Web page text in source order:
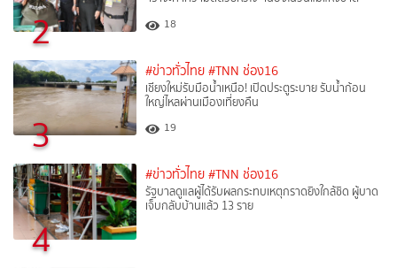
2 18
3
#ข่าวทั่วไทย #TNN ช่อง16
เชียงใหม่รับมือน้ำเหนือ! เปิดประตูระบาย รับน้ำก้อน
ใหญ่ไหลผ่านเมืองเที่ยงคืน
19
4
#ข่าวทั่วไทย #TNN ช่อง16
รัฐบาลดูแลผู้ได้รับผลกระทบเหตุกราดยิงใกล้ชิด ผู้บาด
เจ็บกลับบ้านแล้ว 13 ราย